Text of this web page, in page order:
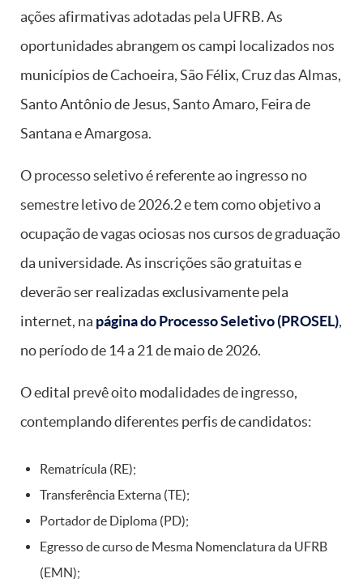
ações afirmativas adotadas pela UFRB. As
oportunidades abrangem os campi localizados nos
municípios de Cachoeira, São Félix, Cruz das Almas,
Santo Antônio de Jesus, Santo Amaro, Feira de
Santana e Amargosa.
O processo seletivo é referente ao ingresso no
semestre letivo de 2026.2 e tem como objetivo a
ocupação de vagas ociosas nos cursos de graduação
da universidade. As inscrições são gratuitas e
deverão ser realizadas exclusivamente pela
internet, na página do Processo Seletivo (PROSEL),
no período de 14 a 21 de maio de 2026.
O edital prevê oito modalidades de ingresso,
contemplando diferentes perfis de candidatos:
Rematrícula (RE);
Transferência Externa (TE);
Portador de Diploma (PD);
Egresso de curso de Mesma Nomenclatura da UFRB
(EMN);